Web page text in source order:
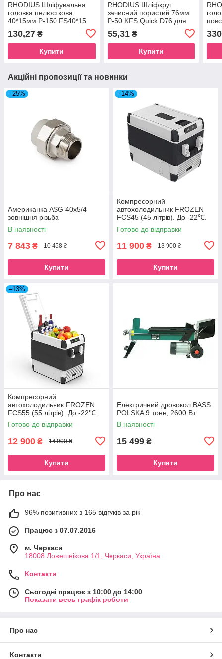
RHODIUS Шліфувальна
головка пелюсткова
40*15мм P-150 FS40*15
сталь/нержавіюча сталь,
деревина
130,27 ₴
Купити
RHODIUS Шліфкруг
зачисний пористий 76мм
P-50 KFS Quick D76 для
швидкозйомної системи
сталь/кольорові метали
55,31₴
Купити
Акційні пропозиції та новинки
–25%
Американка ASG 40x5/4
зовнішня різьба
В наявності
7 843 ₴ 10 458 ₴
Купити
–14%
Компресорний
автохолодильник FROZEN
FCS45 (45 літрів). До -22℃.
Живлення 12, 24, 220 вольт
Готово до відправки
11 900 ₴ 13 900 ₴
Купити
–13%
Компресорний
автохолодильник FROZEN
FCS55 (55 літрів). До -22℃.
Живлення 12, 24, 220 вольт
Готово до відправки
12 900 ₴ 14 900 ₴
Купити
Електричний дровокол BASS
POLSKA 9 тонн, 2600 Вт
В наявності
15 499 ₴
Купити
Про нас
96% позитивних з 165 відгуків за рік
Працює з 07.07.2016
м. Черкаси
18008 Ложешнікова 1/1, Черкаси, Україна
Контакти
Сьогодні працює з 10:00 до 14:00
Показати весь графік роботи
Про нас
Контакти